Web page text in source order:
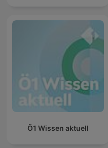
Ö1 Wissen aktuell